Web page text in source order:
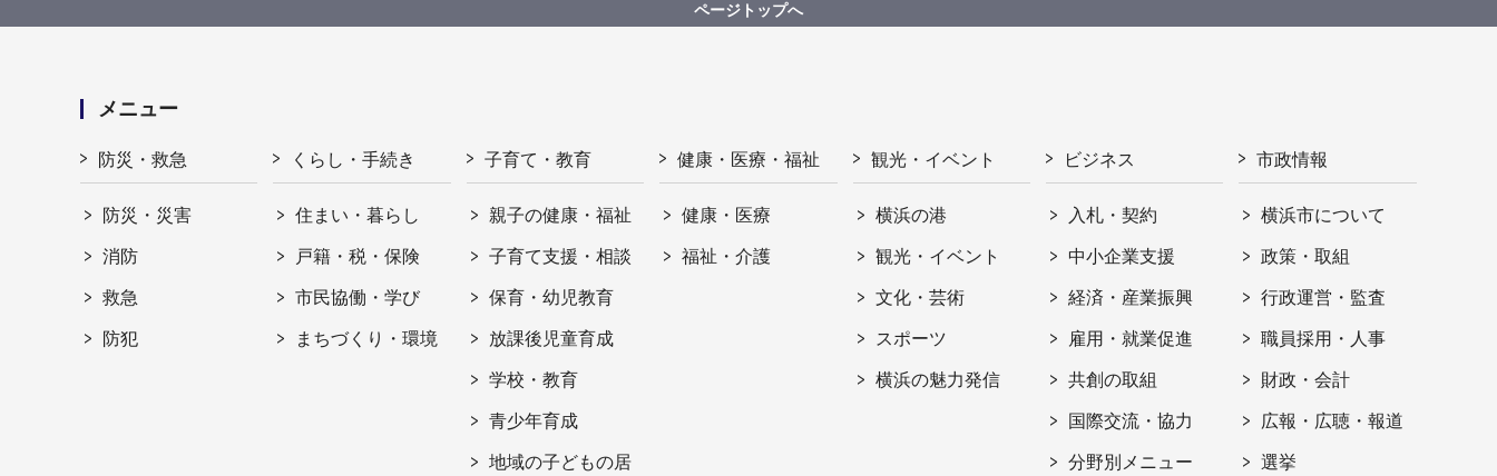
ページトップへ
メニュー
防災・救急
防災・災害
消防
救急
防犯
くらし・手続き
住まい・暮らし
戸籍・税・保険
市民協働・学び
まちづくり・環境
子育て・教育
親子の健康・福祉
子育て支援・相談
保育・幼児教育
放課後児童育成
学校・教育
青少年育成
地域の子どもの居
健康・医療・福祉
健康・医療
福祉・介護
観光・イベント
横浜の港
観光・イベント
文化・芸術
スポーツ
横浜の魅力発信
ビジネス
入札・契約
中小企業支援
経済・産業振興
雇用・就業促進
共創の取組
国際交流・協力
分野別メニュー
市政情報
横浜市について
政策・取組
行政運営・監査
職員採用・人事
財政・会計
広報・広聴・報道
選挙